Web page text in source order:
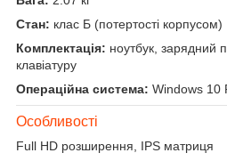
Стан: клас Б (потертості корпусом)
Комплектація: ноутбук, зарядний
клавіатуру
Операційна система: Windows 10
Особливості
Full HD розширення, IPS матриця